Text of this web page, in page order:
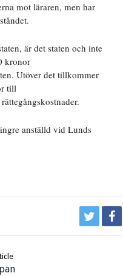
mot läraren, men har
är det staten och inte
kronor
Utöver det tillkommer
till
anställd vid Lunds